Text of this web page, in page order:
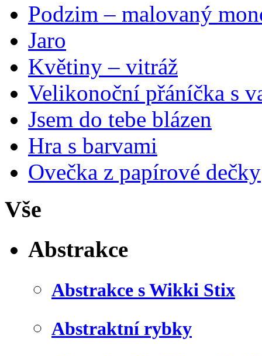
Podzim – malovaný
Jaro
Květiny – vitráž
Velikonoční přáníčka s
Jsem do tebe blázen
Hra s barvami
Ovečka z papírové dečky
Vše
Abstrakce
Abstrakce s Wikki Stix
Abstraktní rybky